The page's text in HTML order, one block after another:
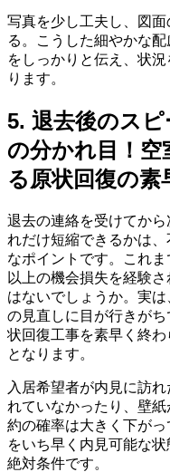
写真を少し工夫し、図
る。こうした細やかな
をしっかりと伝え、状
ります。
5. 退去後のス
の分かれ目！空
る原状回復の素
退去の連絡を受けてか
れだけ短縮できるかは
なポイントです。これ
以上の機会損失を経験
はないでしょうか。実
の見直しに目が行きが
状回復工事を素早く終
となります。
入居希望者が内見に訪
れていなかったり、壁
約の確率は大きく下が
をいち早く内見可能な
絶対条件です。